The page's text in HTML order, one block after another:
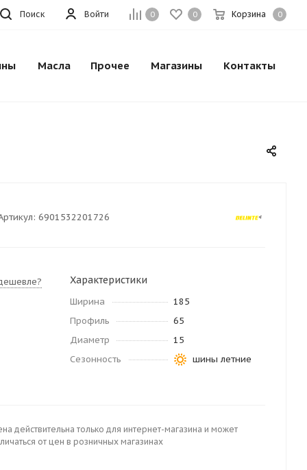
0 0 Корзина 0
Войти
Поиск
Масла Прочее Магазины Контакты
6901532201726
Характеристики
Ширина
185
Профиль
65
Диаметр
15
Сезонность
шины летние
действительна только для интернет-магазина и может
от цен в розничных магазинах